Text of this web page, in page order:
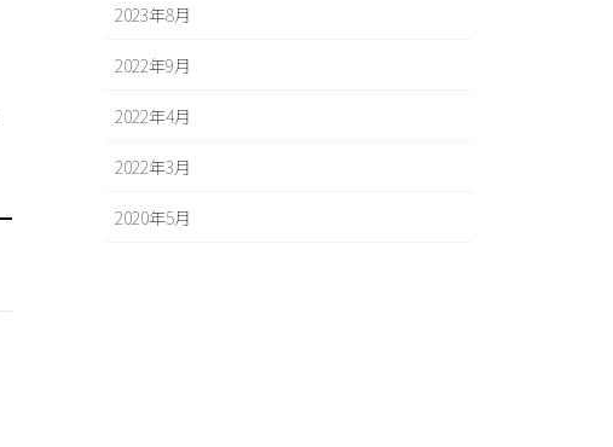
2023年8月
2022年9月
2022年4月
2022年3月
2020年5月